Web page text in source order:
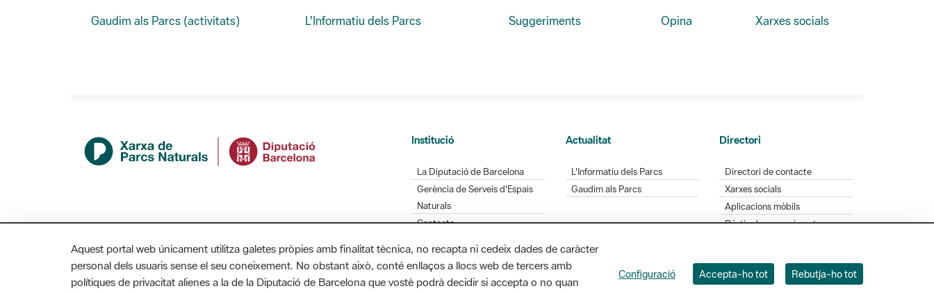
Gaudim als Parcs (activitats) L'Informatiu dels Parcs Suggeriments Opina Xarxes socials
Institució
La Diputació de Barcelona
Gerència de Serveis d'Espais
Naturals
Contacte
Actualitat
L'Informatiu dels Parcs
Gaudim als Parcs
Directori
Directori de contacte
Xarxes socials
Aplicacions mòbils
Bústia de suggeriments
Aquest portal web únicament utilitza galetes pròpies amb finalitat tècnica, no recapta ni cedeix dades de caràcter
personal dels usuaris sense el seu coneixement. No obstant això, conté enllaços a llocs web de tercers amb
polítiques de privacitat alienes a la de la Diputació de Barcelona que vostè podrà decidir si accepta o no quan
Configuració Accepta-ho tot Rebutja-ho tot